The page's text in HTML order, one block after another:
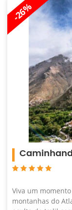
-26%
Viva um
montanhas do